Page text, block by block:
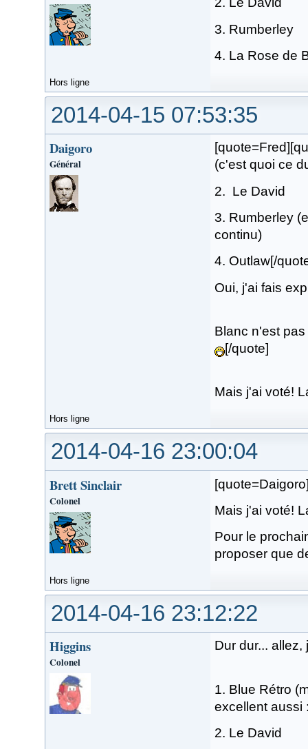
3. Rumberley
4. La Rose de
Hors ligne
2014-04-15 07:53:35
Daigoro
Général
(c'est quoi ce
2. Le David
3. Rumberley
continu)
4. Outlaw[/
Oui, j'ai fais
Blanc n'est
[/quote]
Mais j'ai voté!
Hors ligne
2014-04-16 23:00:04
Brett Sinclair
Colonel
Mais j'ai voté!
Pour le
proposer que
Hors ligne
2014-04-16 23:12:22
Higgins
Colonel
Dur dur... allez,
1. Blue Rétro
excellent aussi
2. Le David